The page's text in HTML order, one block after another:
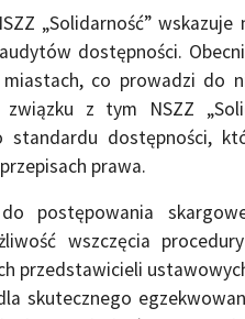
„Solidarność”
dostępności.
miastach, co prowadzi do
związku z tym NSZZ
standardu dostępności,
prawa.
postępowania
wszczęcia
przedstawicieli
skutecznego